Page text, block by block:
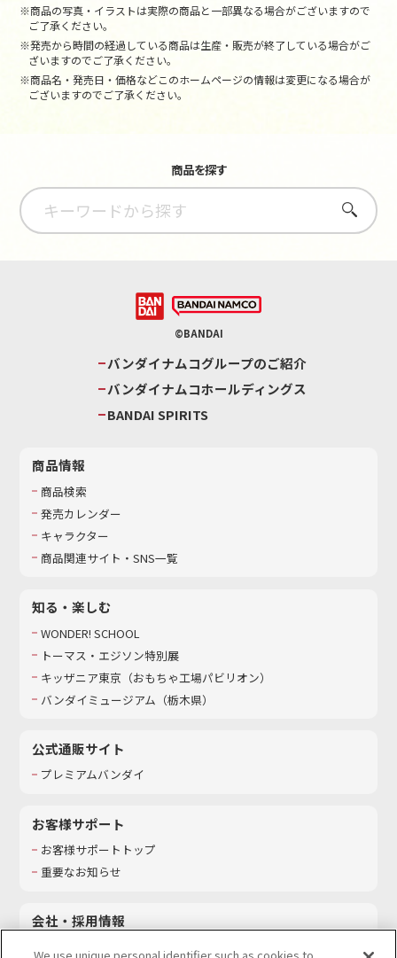
※商品の写真・イラストは実際の商品と一部異なる場合がございますので
ご了承ください。
※発売から時間の経過している商品は生産・販売が終了している場合がご
ざいますのでご了承ください。
※商品名・発売日・価格などこのホームページの情報は変更になる場合が
ございますのでご了承ください。
商品を探す
さがす
©BANDAI
バンダイナムコグループのご紹介
バンダイナムコホールディングス
BANDAI SPIRITS
商品情報
商品検索
発売カレンダー
キャラクター
商品関連サイト・SNS一覧
知る・楽しむ
WONDER! SCHOOL
トーマス・エジソン特別展
キッザニア東京（おもちゃ工場パビリオン）​
バンダイミュージアム（栃木県）
公式通販サイト
プレミアムバンダイ
お客様サポート
お客様サポートトップ
重要なお知らせ
会社・採用情報